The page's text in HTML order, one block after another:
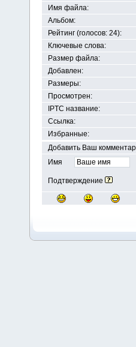
Имя файла:
Альбом:
Рейтинг (голосов: 24):
Ключевые слова:
Размер файла:
Добавлен:
Размеры:
Просмотрен:
IPTC название:
Ссылка:
Избранные:
Добавить Ваш
Имя
Подтверждение